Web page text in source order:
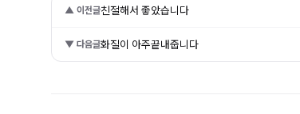
▲ 이전글친절해서 좋았습니다
▼ 다음글화질이 아주끝내줍니다